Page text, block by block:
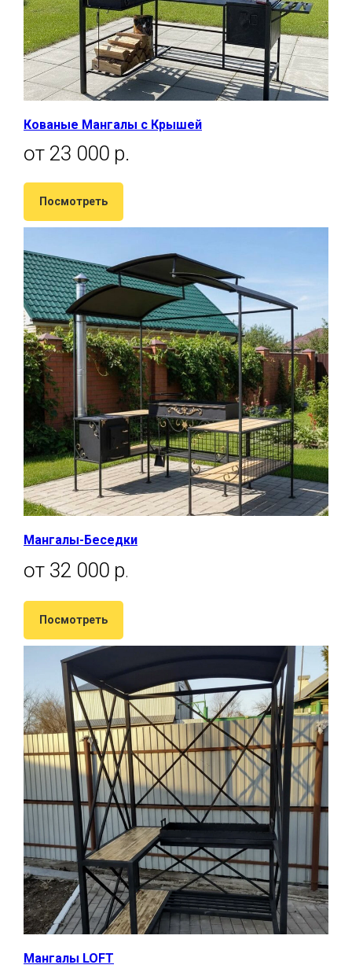
Кованые Мангалы с Крышей
от 23 000 р.
Посмотреть
Мангалы-Беседки
от 32 000 р.
Посмотреть
Мангалы LOFT